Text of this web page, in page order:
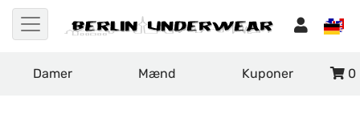
Damer Mænd Kuponer 0